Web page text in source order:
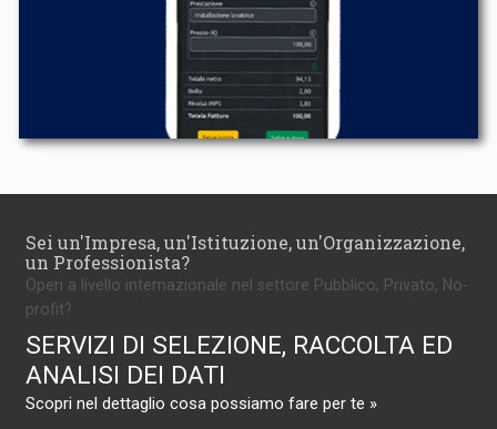
Sei un'Impresa, un'Istituzione, un'Organizzazione,
un Professionista?
Operi a livello internazionale nel settore Pubblico, Privato, No-
profit?
SERVIZI DI SELEZIONE, RACCOLTA ED
ANALISI DEI DATI
Scopri nel dettaglio cosa possiamo fare per te »